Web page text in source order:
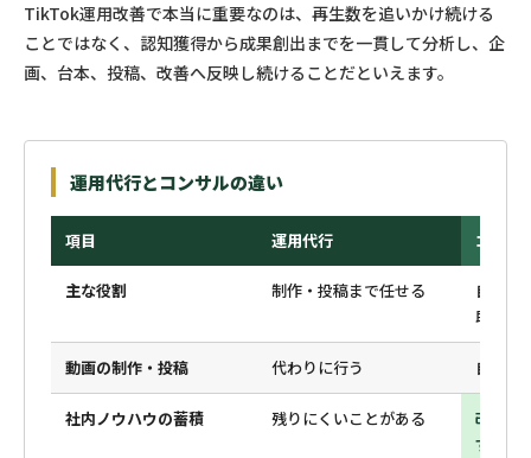
TikTok運用改善で本当に重要なのは、再生数を追いかけ続ける
ことではなく、認知獲得から成果創出までを一貫して分析し、企
画、台本、投稿、改善へ反映し続けることだといえます。
運用代行とコンサルの違い
項目 運用代行 コンサ
主な役割 制作・投稿まで任せる
自社運
助言
動画の制作・投稿 代わりに行う 自社が
社内ノウハウの蓄積 残りにくいことがある
改善の
すい